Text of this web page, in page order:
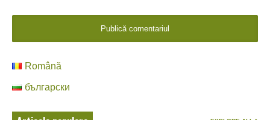
Română
български